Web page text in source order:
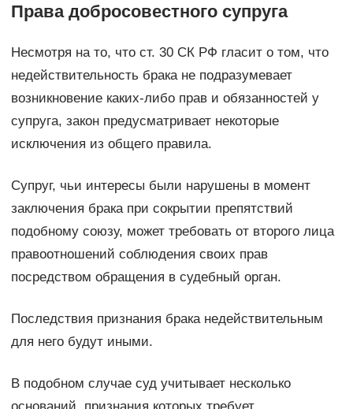
Права добросовестного супруга
Несмотря на то, что ст. 30 СК РФ гласит о том, что
недействительность брака не подразумевает
возникновение каких-либо прав и обязанностей у
супруга, закон предусматривает некоторые
исключения из общего правила.
Супруг, чьи интересы были нарушены в момент
заключения брака при сокрытии препятствий
подобному союзу, может требовать от второго лица
правоотношений соблюдения своих прав
посредством обращения в судебный орган.
Последствия признания брака недействительным
для него будут иными.
В подобном случае суд учитывает несколько